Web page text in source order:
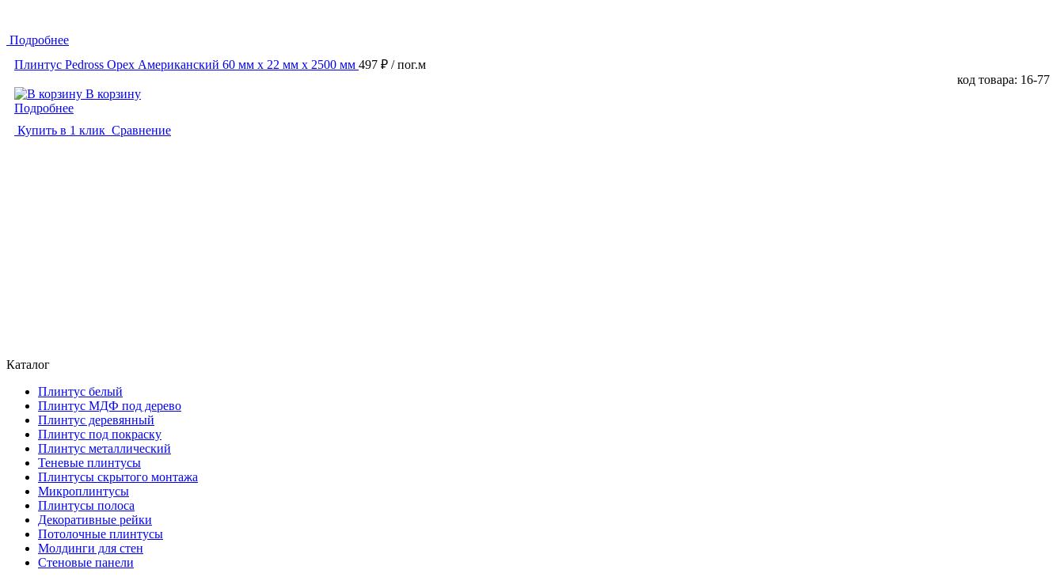
Подробнее
Плинтус Pedross Орех Американский 60 мм х 22 мм х 2500 мм 497 ₽ / пог.м
код товара: 16-77
В корзину
Подробнее
Купить в 1 клик Сравнение
Каталог
Плинтус белый
Плинтус МДФ под дерево
Плинтус деревянный
Плинтус под покраску
Плинтус металлический
Теневые плинтусы
Плинтусы скрытого монтажа
Микроплинтусы
Плинтусы полоса
Декоративные рейки
Потолочные плинтусы
Молдинги для стен
Стеновые панели